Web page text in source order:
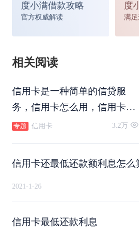
度小满借款攻略
官方权威解读
度
满
相关阅读
信用卡是一种简单的信贷服
务，信用卡怎么用，信用卡怎
么还款，信用卡可以转账吗，
专题 信用卡 3.2万
信用卡还最低还款额利息怎么
2021-1-26
信用卡最低还款利息